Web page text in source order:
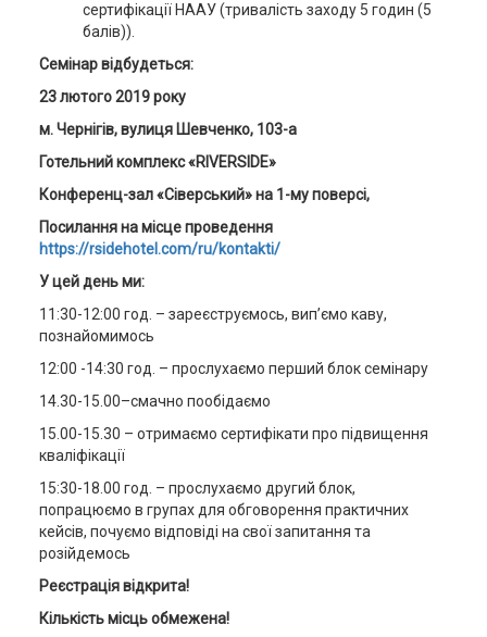
сертифікації НААУ (тривалість заходу 5 годин (5
балів)).
Семінар відбудеться:
23 лютого 2019 року
м. Чернігів, вулиця Шевченко, 103-а
Готельний комплекс «RIVERSIDE»
Конференц-зал «Сіверський» на 1-му поверсі,
Посилання на місце проведення
https://rsidehotel.com/ru/kontakti/
У цей день ми:
11:30-12:00 год. – зареєструємось, вип’ємо каву,
познайомимось
12:00 -14:30 год. – прослухаємо перший блок семінару
14.30-15.00–смачно пообідаємо
15.00-15.30 – отримаємо сертифікати про підвищення
кваліфікації
15:30-18.00 год. – прослухаємо другий блок,
попрацюємо в групах для обговорення практичних
кейсів, почуємо відповіді на свої запитання та
розійдемось
Реєстрація відкрита!
Кількість місць обмежена!